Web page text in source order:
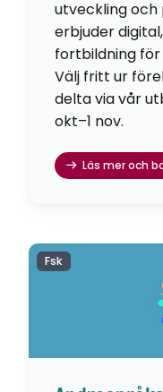
utveckling och
erbjuder
fortbildning
Välj fritt ur
delta via vår
okt–1 nov.
Läs mer och
Fsk